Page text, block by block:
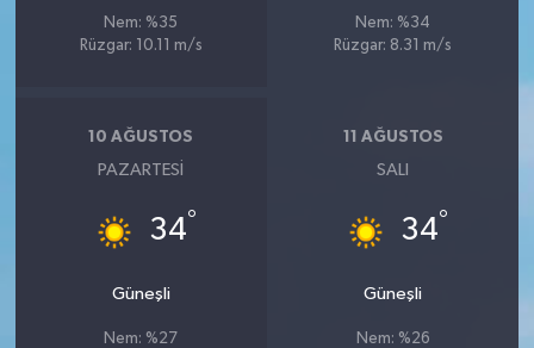
Nem: %35
Rüzgar: 10.11 m/s
Nem: %34
Rüzgar: 8.31 m/s
10 AĞUSTOS
PAZARTESI
34°
Güneşli
Nem: %27
11 AĞUSTOS
SALI
34°
Güneşli
Nem: %26